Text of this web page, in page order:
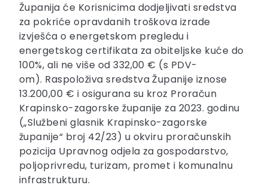
Županija će Korisnicima dodjeljivati sredstva
za pokriće opravdanih troškova izrade
izvješća o energetskom pregledu i
energetskog certifikata za obiteljske kuće do
100%, ali ne više od 332,00 € (s PDV-
om). Raspoloživa sredstva Županije iznose
13.200,00 € i osigurana su kroz Proračun
Krapinsko-zagorske županije za 2023. godinu
(„Službeni glasnik Krapinsko-zagorske
županije“ broj 42/23) u okviru proračunskih
pozicija Upravnog odjela za gospodarstvo,
poljoprivredu, turizam, promet i komunalnu
infrastrukturu.